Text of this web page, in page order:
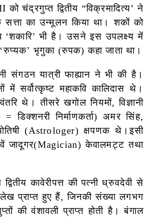
चंद्रगुप्त द्वितीय “विक्रमादित्य’ ने
का उन्मूलन किया था। शकों को
‘शकारि’ भी है। उसने इस उपलक्ष्य में
भृगुका (रुपक) कहा जाता था।
संगठन यात्री फाह्यान ने भी की है।
में सर्वोत्कृष्ट महाकवि कालिदास थे।
थे। तीसरे खगोल नियमों, विज्ञानी
डिक्शनरी निर्माणकर्ता) अमर सिंह,
(Astrologer) क्षपणक थे।इसी
जादूगर(Magician) केवालमट्ट तथा
कावेरीपत्त की पत्नी ध्रुवदेवी से
प्राप्त हुए हैं, जिनकी संख्या लगभग
वंशावली प्राप्त होती है। बंगाल